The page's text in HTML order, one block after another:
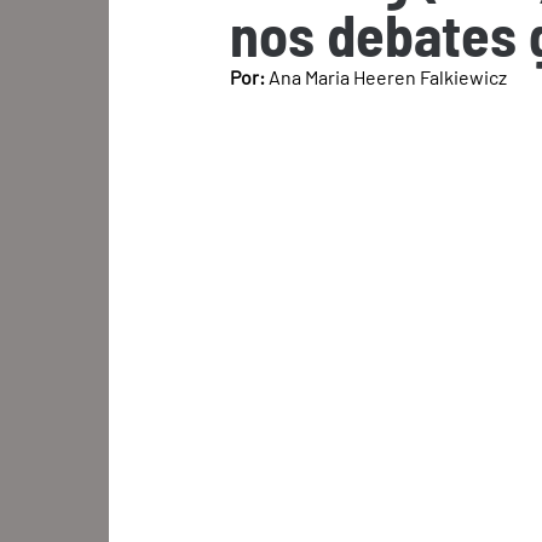
nos debates
Por: Ana Maria Heeren Falkiewicz